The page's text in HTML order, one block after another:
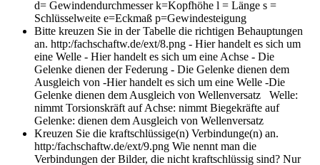
d= Gewindendurchmesser k=Kopfhöhe l = Länge s =
Schlüsselweite e=Eckmaß p=Gewindesteigung
Bitte kreuzen Sie in der Tabelle die richtigen Behauptungen
an. http:/fachschaftw.de/ext/8.png - Hier handelt es sich um
eine Welle - Hier handelt es sich um eine Achse - Die
Gelenke dienen der Federung - Die Gelenke dienen dem
Ausgleich von -Hier handelt es sich um eine Welle -Die
Gelenke dienen dem Ausgleich von Wellenversatz Welle:
nimmt Torsionskräft auf Achse: nimmt Biegekräfte auf
Gelenke: dienen dem Ausgleich von Wellenversatz
Kreuzen Sie die kraftschlüssige(n) Verbindunge(n) an.
http:/fachschaftw.de/ext/9.png Wie nennt man die
Verbindungen der Bilder, die nicht kraftschlüssig sind? Nur